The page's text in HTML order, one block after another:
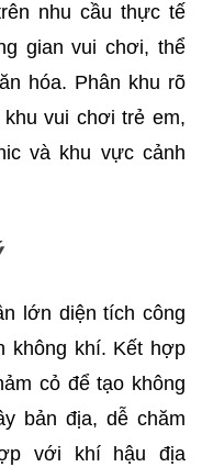
nhu cầu thực tế
gian vui chơi, thể
hóa. Phân khu rõ
vui chơi trẻ em,
và khu vực cảnh
lớn diện tích công
không khí. Kết hợp
cỏ để tạo không
bản địa, dễ chăm
với khí hậu địa